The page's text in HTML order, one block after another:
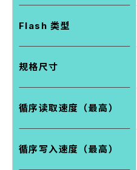
Flash 类型
规格尺寸
循序读取速度（最高）
循序写入速度（最高）